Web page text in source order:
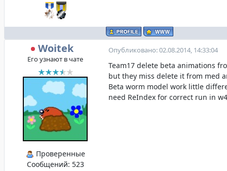
Woitek
Его узнают в чате
Проверенные
Сообщений: 523
Опубликовано: 02.08.2014, 14:33:04
Team17 delete beta animations
but they miss delete it from med
Beta worm model work little
need ReIndex for correct run in